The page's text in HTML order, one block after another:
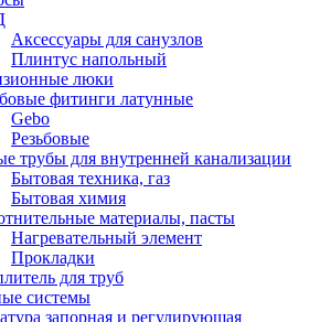
Аксессуары для санузлов
Плинтус напольный
люки
фитинги латунные
Gebo
Резьбовые
трубы для внутренней канализации
Бытовая техника, газ
Бытовая химия
материалы, пасты
Нагревательный элемент
Прокладки
для труб
системы
запорная и регулирующая